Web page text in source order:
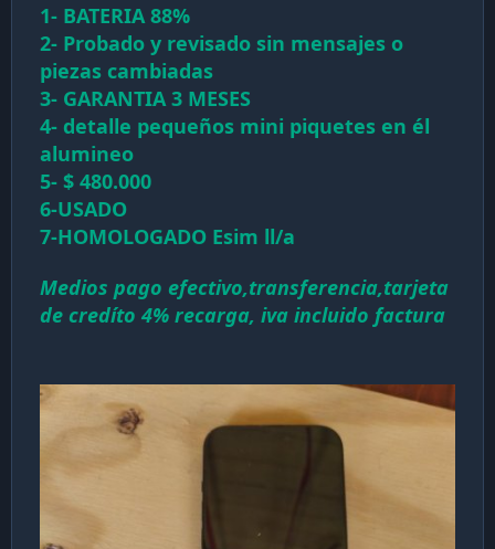
1- BATERIA 88%
2- Probado y revisado sin mensajes o
piezas cambiadas
3- GARANTIA 3 MESES
4- detalle pequeños mini piquetes en él
alumineo
5- $ 480.000
6-USADO
7-HOMOLOGADO Esim ll/a
Medios pago efectivo,transferencia,tarjeta
de credíto 4% recarga, iva incluido factura